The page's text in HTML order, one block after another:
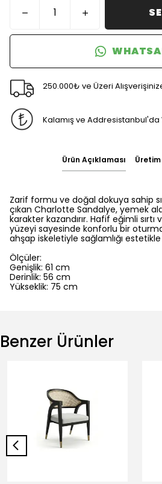
250.000₺ ve Üzeri
Kalamış ve Addresistanbul'da
Ürün Açıklaması
Zarif formu ve doğal dokuya sahip
çıkan Charlotte Sandalye, yemek
karakter kazandırır. Hafif eğimli
yüzeyi sayesinde konforlu bir
ahşap iskeletiyle sağlamlığı
Ölçüler:
Genişlik: 61 cm
Derinlik: 56 cm
Yükseklik: 75 cm
Benzer Ürünler